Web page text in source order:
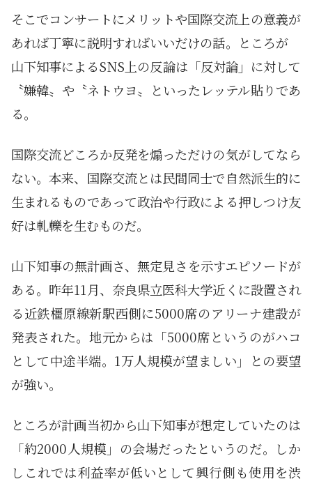
そこでコンサートにメリットや国際交流上の意義が
あれば丁寧に説明すればいいだけの話。ところが
山下知事によるSNS上の反論は「反対論」に対して
〝嫌韓〟や〝ネトウヨ〟といったレッテル貼りであ
る。
国際交流どころか反発を煽っただけの気がしてなら
ない。本来、国際交流とは民間同士で自然派生的に
生まれるものであって政治や行政による押しつけ友
好は軋轢を生むものだ。
山下知事の無計画さ、無定見さを示すエピソードが
ある。昨年11月、奈良県立医科大学近くに設置され
る近鉄橿原線新駅西側に5000席のアリーナ建設が
発表された。地元からは「5000席というのがハコ
として中途半端。1万人規模が望ましい」との要望
が強い。
ところが計画当初から山下知事が想定していたのは
「約2000人規模」の会場だったというのだ。しか
しこれでは利益率が低いとして興行側も使用を渋